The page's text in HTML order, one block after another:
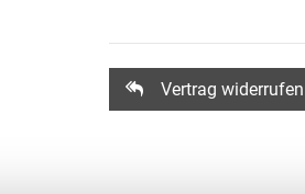
Vertrag widerrufen